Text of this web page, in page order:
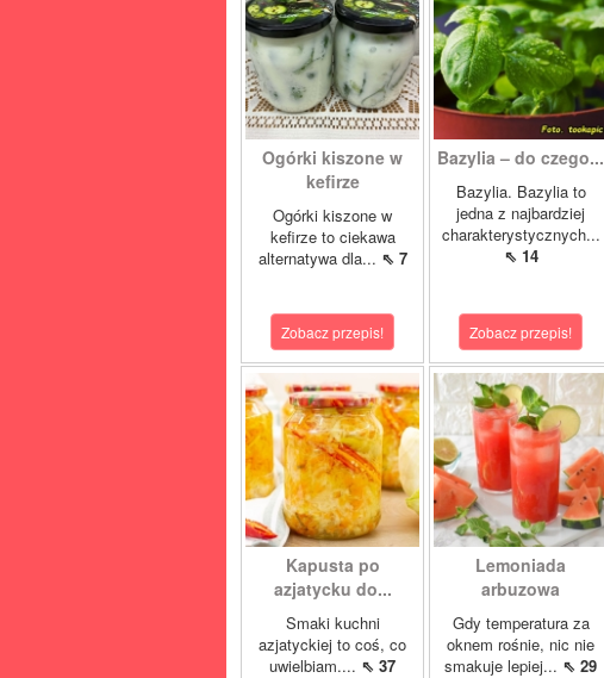
Ogórki kiszone w
kefirze
Ogórki kiszone w
kefirze to ciekawa
alternatywa dla... ⇖ 7
Zobacz przepis!
Bazylia – do czego...
Bazylia. Bazylia to
jedna z najbardziej
charakterystycznych...
⇖ 14
Zobacz przepis!
Kapusta po
azjatycku do...
Smaki kuchni
azjatyckiej to coś, co
uwielbiam.... ⇖ 37
Lemoniada
arbuzowa
Gdy temperatura za
oknem rośnie, nic nie
smakuje lepiej... ⇖ 29